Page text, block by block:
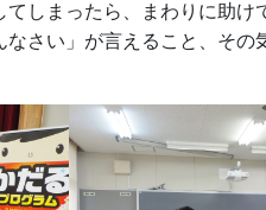
しまったら、まわりに助
さい」が言えること、そ